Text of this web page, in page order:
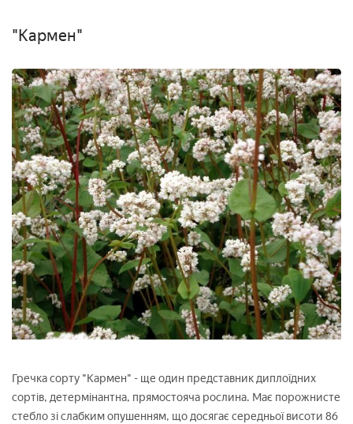
"Кармен"
Гречка сорту "Кармен" - ще один представник диплоїдних
сортів, детермінантна, прямостояча рослина. Має порожнисте
стебло зі слабким опушенням, що досягає середньої висоти 86